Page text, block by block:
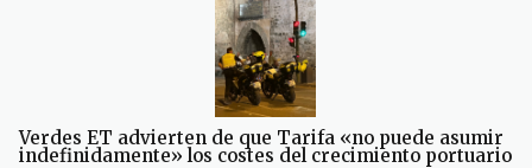
Verdes ET advierten de que Tarifa «no puede asumir
indefinidamente» los costes del crecimiento portuario